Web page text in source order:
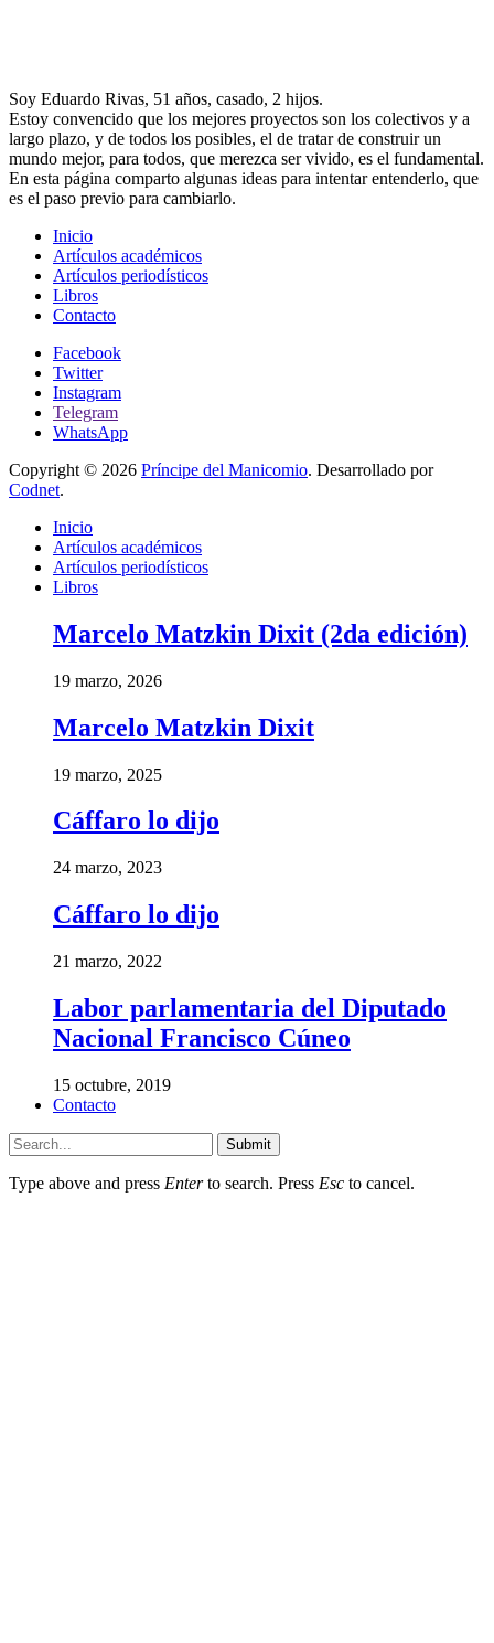
Soy Eduardo Rivas, 51 años, casado, 2 hijos.
Estoy convencido que los mejores proyectos son los colectivos y a
largo plazo, y de todos los posibles, el de tratar de construir un
mundo mejor, para todos, que merezca ser vivido, es el fundamental.
En esta página comparto algunas ideas para intentar entenderlo, que
es el paso previo para cambiarlo.
Inicio
Artículos académicos
Artículos periodísticos
Libros
Contacto
Facebook
Twitter
Instagram
Telegram
WhatsApp
Copyright © 2026 Príncipe del Manicomio. Desarrollado por
Codnet.
Inicio
Artículos académicos
Artículos periodísticos
Libros
Marcelo Matzkin Dixit (2da edición)
19 marzo, 2026
Marcelo Matzkin Dixit
19 marzo, 2025
Cáffaro lo dijo
24 marzo, 2023
Cáffaro lo dijo
21 marzo, 2022
Labor parlamentaria del Diputado
Nacional Francisco Cúneo
15 octubre, 2019
Contacto
Submit
Type above and press Enterto search. Press Esc to cancel.